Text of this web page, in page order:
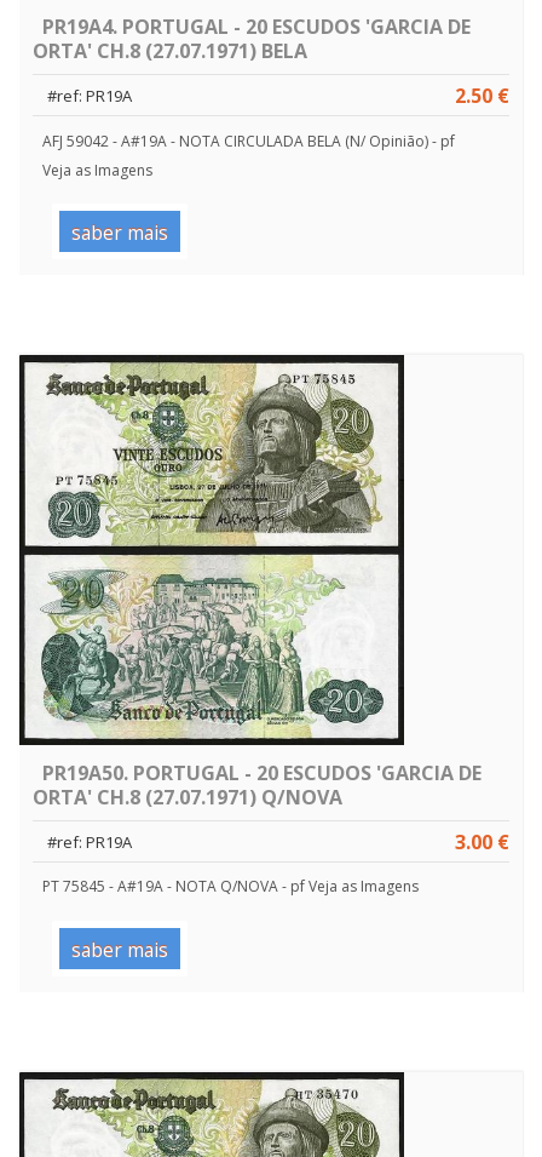
PR19A4. PORTUGAL - 20 ESCUDOS 'GARCIA DE
ORTA' CH.8 (27.07.1971) BELA
2.50 €
#ref: PR19A
AFJ 59042 - A#19A - NOTA CIRCULADA BELA (N/ Opinião) - pf
Veja as Imagens
saber mais
PR19A50. PORTUGAL - 20 ESCUDOS 'GARCIA DE
ORTA' CH.8 (27.07.1971) Q/NOVA
3.00 €
#ref: PR19A
PT 75845 - A#19A - NOTA Q/NOVA - pf Veja as Imagens
saber mais